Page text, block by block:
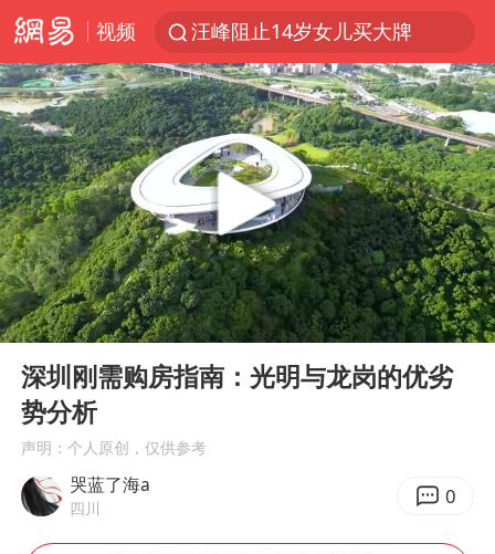
视频
汪峰阻止14岁女儿买大牌
女子开一天一夜空调后二氧化碳中毒
王力宏演唱会黄牛带观众藏匿被查获
官方通报教师招聘笔试前13名被淘汰
泰国校园枪击案死亡人数升至7人
陕西省委书记赶赴柞水县杏坪镇
女孩摆摊卖菌子时收到北大通知书
改名后的“青海拉面”店
广岛核爆81周年央视播《奥本海默》
男子杀人后逃进深山21年活得像野人
立秋的仪式感
Play
00:00 01:41
深圳刚需购房指南：光明与龙岗的优劣
势分析
声明：个人原创，仅供参考
哭蓝了海a
四川 0